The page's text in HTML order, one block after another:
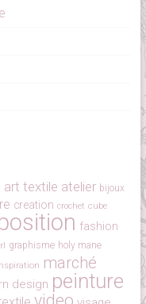
art textile atelier bijoux
creation crochet cube
fashion
graphisme holy mane
marché
design peinture